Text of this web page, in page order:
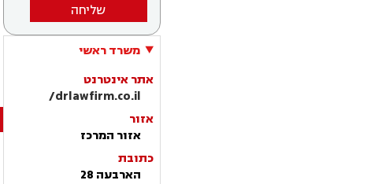
שליחה
משרד ראשי
אתר אינטרנט
drlawfirm.co.il/
אזור
אזור המרכז
כתובת
הארבעה 28